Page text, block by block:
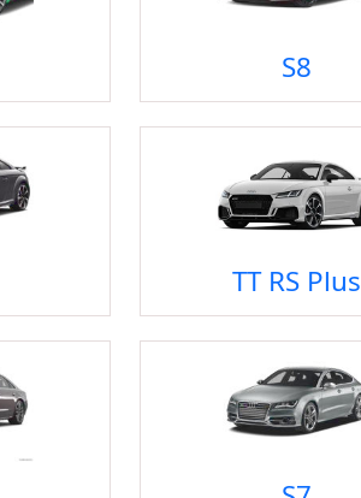
S8
TT RS Plus